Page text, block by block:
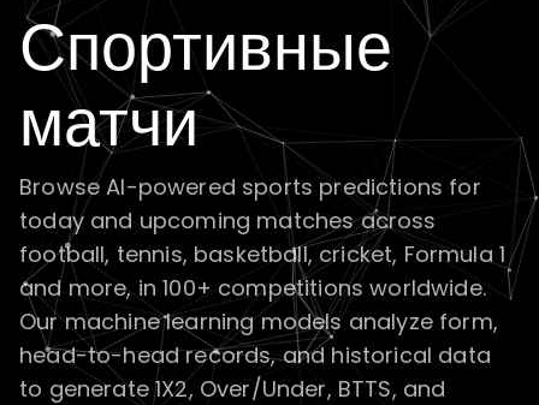
Спортивные
матчи
Browse AI-powered sports predictions for
today and upcoming matches across
football, tennis, basketball, cricket, Formula 1
and more, in 100+ competitions worldwide.
Our machine learning models analyze form,
head-to-head records, and historical data
to generate 1X2, Over/Under, BTTS, and